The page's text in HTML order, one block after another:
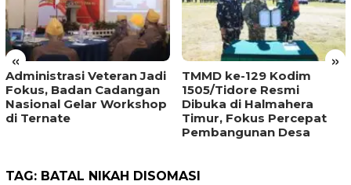
« »
Administrasi Veteran Jadi
Fokus, Badan Cadangan
Nasional Gelar Workshop
di Ternate
TMMD ke-129 Kodim
1505/Tidore Resmi
Dibuka di Halmahera
Timur, Fokus Percepat
Pembangunan Desa
TAG: BATAL NIKAH DISOMASI